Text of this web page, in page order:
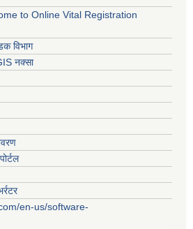
to Online Vital Registration
विभाग
नक्सा
en-us/software-